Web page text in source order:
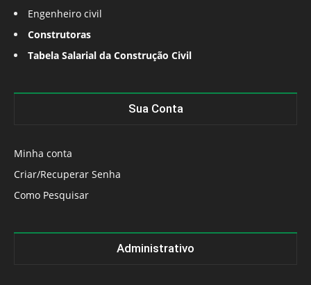
Engenheiro civil
Construtoras
Tabela Salarial da Construção Civil
Sua Conta
Minha conta
Criar/Recuperar Senha
Como Pesquisar
Administrativo